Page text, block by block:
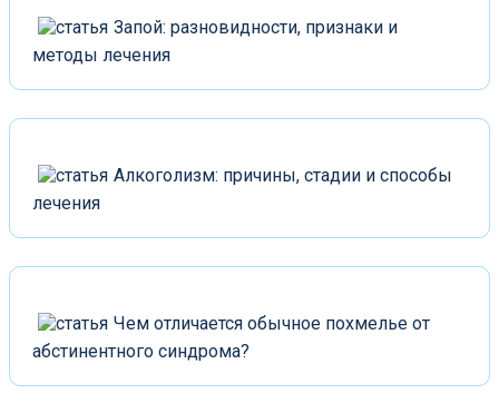
Запой: разновидности, признаки и
методы лечения
Алкоголизм: причины, стадии и способы
лечения
Чем отличается обычное похмелье от
абстинентного синдрома?